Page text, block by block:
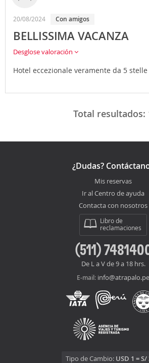
20/08/2024 Con amigos
BELLISSIMA VACANZA
Desglose valoración
Hotel eccezionale veramente da 5
Total resultados:
¿Dudas?
Mis reservas
Ir al Centro de ayuda
Contacta con nosotros
Libro de
reclamaciones
(511)
De L a V de 9 a 18 hrs.
E-mail: info@atrapalo.pe
Tipo de Cambio: USD 1 = S/